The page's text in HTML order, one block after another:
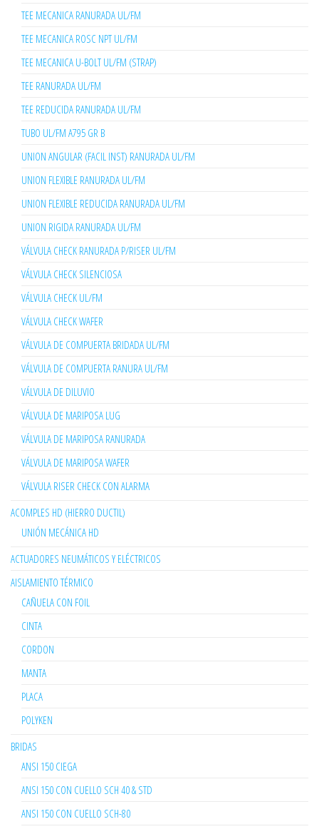
TEE MECANICA RANURADA UL/FM
TEE MECANICA ROSC NPT UL/FM
TEE MECANICA U-BOLT UL/FM (STRAP)
TEE RANURADA UL/FM
TEE REDUCIDA RANURADA UL/FM
TUBO UL/FM A795 GR B
UNION ANGULAR (FACIL INST) RANURADA UL/FM
UNION FLEXIBLE RANURADA UL/FM
UNION FLEXIBLE REDUCIDA RANURADA UL/FM
UNION RIGIDA RANURADA UL/FM
VÁLVULA CHECK RANURADA P/RISER UL/FM
VÁLVULA CHECK SILENCIOSA
VÁLVULA CHECK UL/FM
VÁLVULA CHECK WAFER
VÁLVULA DE COMPUERTA BRIDADA UL/FM
VÁLVULA DE COMPUERTA RANURA UL/FM
VÁLVULA DE DILUVIO
VÁLVULA DE MARIPOSA LUG
VÁLVULA DE MARIPOSA RANURADA
VÁLVULA DE MARIPOSA WAFER
VÁLVULA RISER CHECK CON ALARMA
ACOMPLES HD (HIERRO DUCTIL)
UNIÓN MECÁNICA HD
ACTUADORES NEUMÁTICOS Y ELÉCTRICOS
AISLAMIENTO TÉRMICO
CAÑUELA CON FOIL
CINTA
CORDON
MANTA
PLACA
POLYKEN
BRIDAS
ANSI 150 CIEGA
ANSI 150 CON CUELLO SCH 40 & STD
ANSI 150 CON CUELLO SCH-80